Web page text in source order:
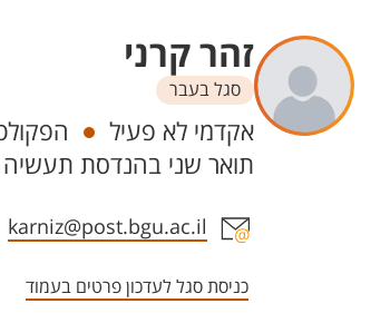
זהר קרני
סגל בעבר
יחידות
אקדמי לא פעיל
תואר שני בהנדסת תעשיה
אזור צור קשר עם איש
karniz@post.bgu.ac.il
כניסת סגל לעדכון פרטים בעמוד